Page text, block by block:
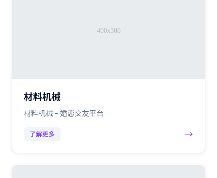
材料机械
材料机械 - 婚恋交友平台
了解更多 →